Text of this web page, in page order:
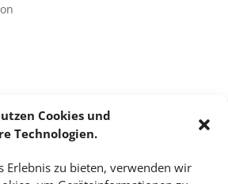
Cookies und
Technologien.
Erlebnis zu bieten, verwenden wir